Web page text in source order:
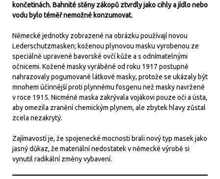
končetinách. Bahnité stěny zákopů ztvrdly jako cihly a jídlo nebo
vodu bylo téměř nemožné konzumovat.
Německé jednotky zobrazené na obrázku používají novou
Lederschutzmasken; koženou plynovou masku vyrobenou ze
speciálně upravené bavorské ovčí kůže a s odnímatelnými
očnicemi. Kožené masky vyráběné od roku 1917 postupně
nahrazovaly pogumované látkové masky, protože se ukázaly být
mnohem účinnější proti plynnému fosgenu než masky navržené
v roce 1915. Nicméně maska zakrývala vojákovi pouze oči a ústa,
aby omezila zranění chemickým plynem, ale zbytek hlavy zůstal
zcela nezakrytý.
Zajímavostí je, že spojenecké mocnosti brali nový typ masek jako
jasný důkaz, že materiální nedostatek v německé výrobě si
vynutil radikální změny vybavení.